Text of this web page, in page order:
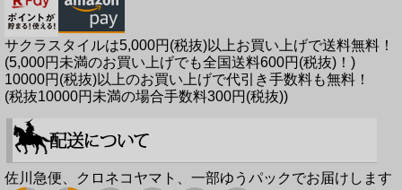
サクラスタイルは5,000円(税抜)以上お買い上げで送料無料！
(5,000円未満のお買い上げでも全国送料600円(税抜)！)
10000円(税抜)以上のお買い上げで代引き手数料も無料！
(税抜10000円未満の場合手数料300円(税抜))
佐川急便、クロネコヤマト、一部ゆうパックでお届けします